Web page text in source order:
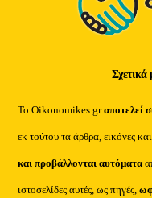
Σχετικά
Το Oikonomikes.grαποτελεί
εκ τούτου τα άρθρα, εικόνες
και προβάλλονται αυτόματα
ιστοσελίδες αυτές, ως πηγές,